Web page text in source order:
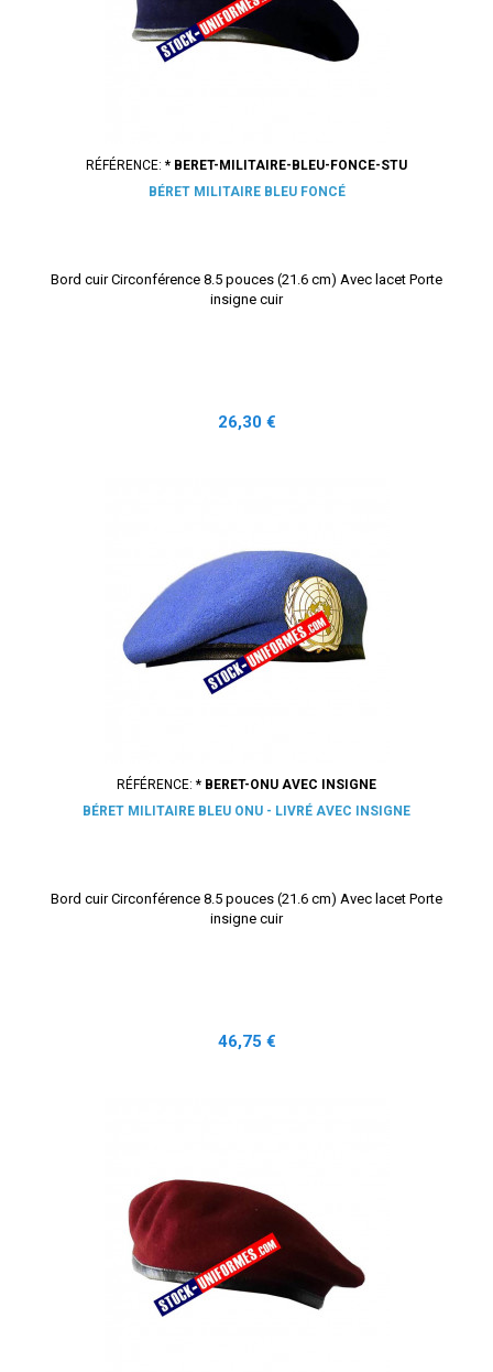
RÉFÉRENCE: * BERET-MILITAIRE-BLEU-FONCE-STU
BÉRET MILITAIRE BLEU FONCÉ
Bord cuir Circonférence 8.5 pouces (21.6 cm) Avec lacet Porte
insigne cuir
Prix
26,30 €
RÉFÉRENCE: * BERET-ONU AVEC INSIGNE
BÉRET MILITAIRE BLEU ONU - LIVRÉ AVEC INSIGNE
Bord cuir Circonférence 8.5 pouces (21.6 cm) Avec lacet Porte
insigne cuir
Prix
46,75 €